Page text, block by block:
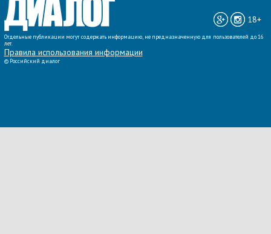
18+
Отдельные публикации могут содержать информацию, не предназначенную для пользователей до 16
лет.
Правила использования информации
© Российский диалог